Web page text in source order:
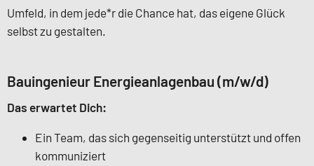
Umfeld, in dem jede*r die Chance hat, das eigene Glück
selbst zu gestalten.
Bauingenieur Energieanlagenbau (m/w/d)
Das erwartet Dich:
Ein Team, das sich gegenseitig unterstützt und offen
kommuniziert